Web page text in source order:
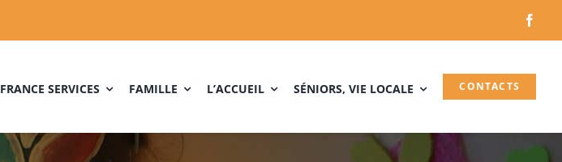
FRANCE SERVICES FAMILLE L’ACCUEIL SÉNIORS, VIE LOCALE CONTACTS